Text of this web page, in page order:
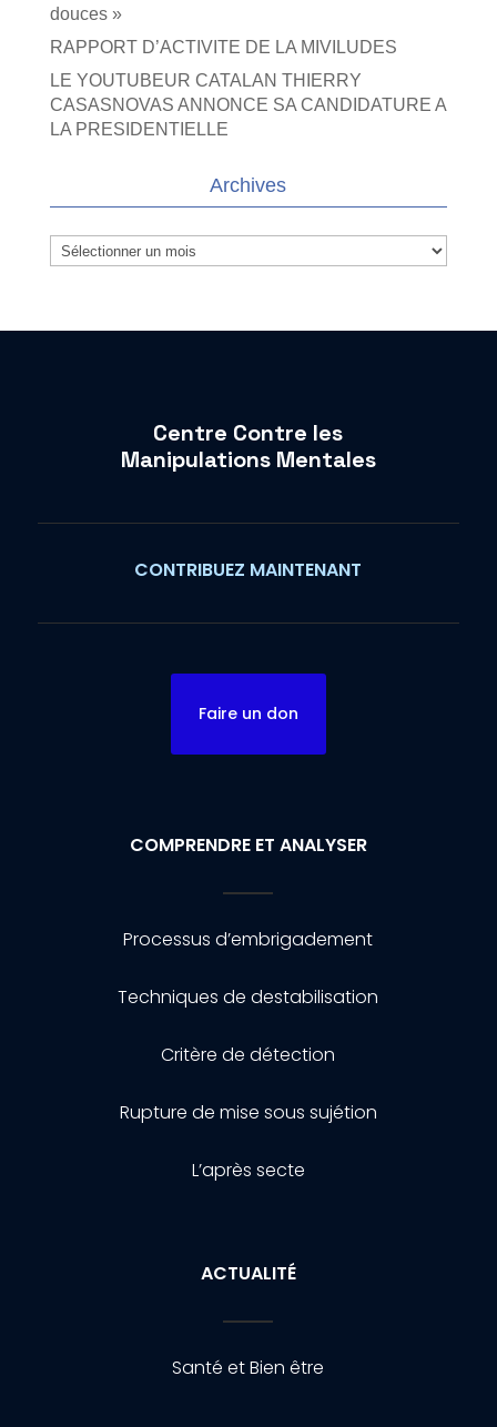
douces »
RAPPORT D’ACTIVITE DE LA MIVILUDES
LE YOUTUBEUR CATALAN THIERRY
CASASNOVAS ANNONCE SA CANDIDATURE A
LA PRESIDENTIELLE
Archives
Archives
Centre Contre les
Manipulations Mentales
CONTRIBUEZ MAINTENANT
Faire un don
COMPRENDRE ET ANALYSER
Processus d’embrigadement
Techniques de destabilisation
Critère de détection
Rupture de mise sous sujétion
L’après secte
ACTUALITÉ
Santé et Bien être